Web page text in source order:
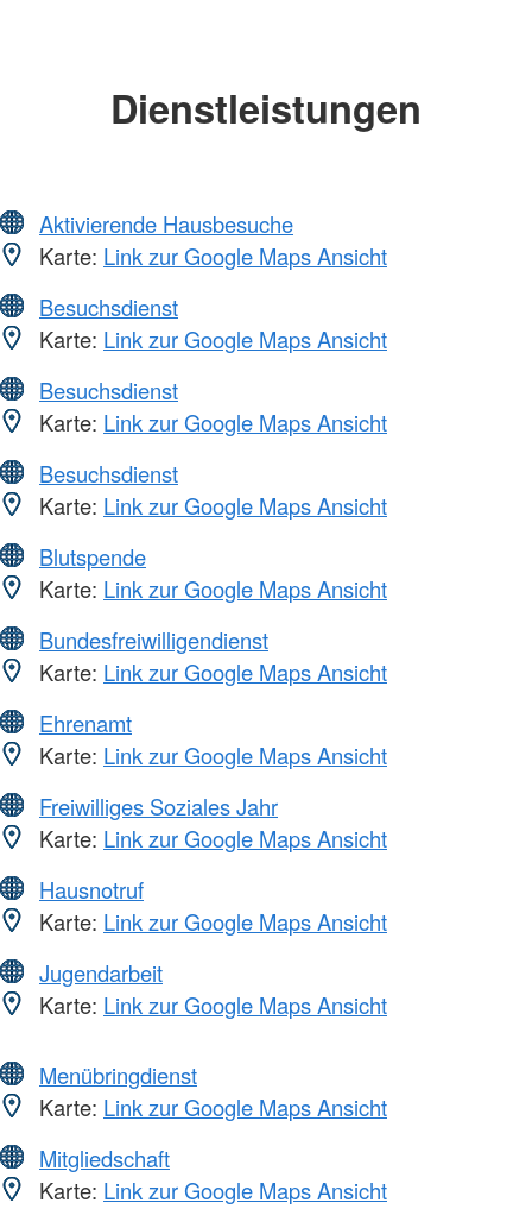
Dienstleistungen
Aktivierende Hausbesuche
Karte: Link zur Google Maps Ansicht
Besuchsdienst
Karte: Link zur Google Maps Ansicht
Besuchsdienst
Karte: Link zur Google Maps Ansicht
Besuchsdienst
Karte: Link zur Google Maps Ansicht
Blutspende
Karte: Link zur Google Maps Ansicht
Bundesfreiwilligendienst
Karte: Link zur Google Maps Ansicht
Ehrenamt
Karte: Link zur Google Maps Ansicht
Freiwilliges Soziales Jahr
Karte: Link zur Google Maps Ansicht
Hausnotruf
Karte: Link zur Google Maps Ansicht
Jugendarbeit
Karte: Link zur Google Maps Ansicht
Menübringdienst
Karte: Link zur Google Maps Ansicht
Mitgliedschaft
Karte: Link zur Google Maps Ansicht